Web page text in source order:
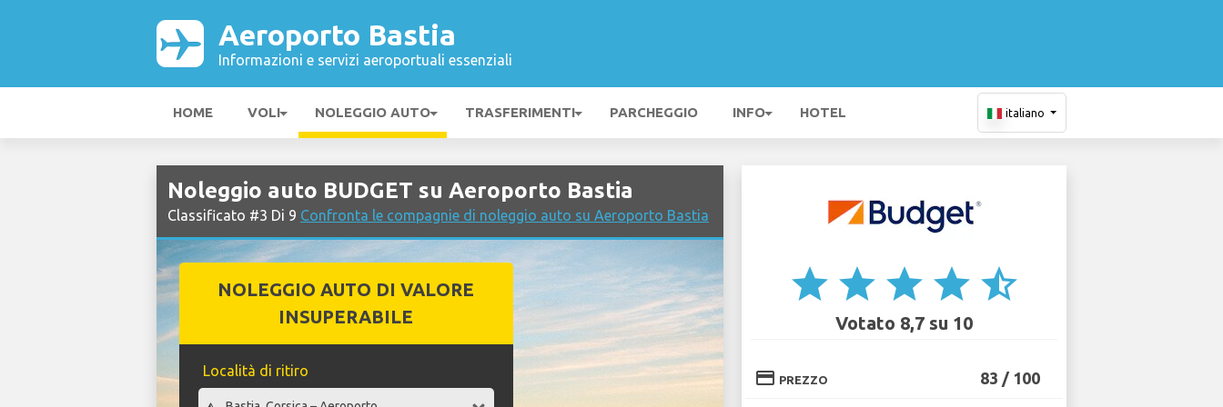
Aeroporto Bastia
Informazioni e servizi aeroportuali essenziali
HOME VOLI NOLEGGIO AUTO TRASFERIMENTI PARCHEGGIO INFO HOTEL italiano
Noleggio auto BUDGET su Aeroporto Bastia
Classificato #3 Di 9 Confronta le compagnie di noleggio auto su Aeroporto Bastia
NOLEGGIO AUTO DI VALORE
INSUPERABILE
Località di ritiro
star star star star star_half
Votato 8,7 su 10
credit_card PREZZO 83 / 100